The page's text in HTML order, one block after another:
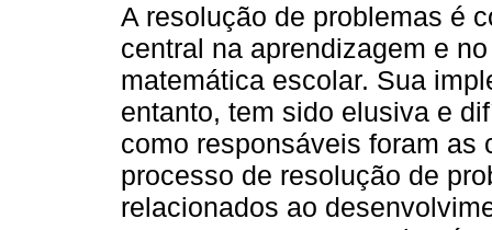
A resolução de problemas é
central na aprendizagem e
matemática escolar. Sua
entanto, tem sido elusiva e
como responsáveis foram as
processo de resolução de
relacionados ao